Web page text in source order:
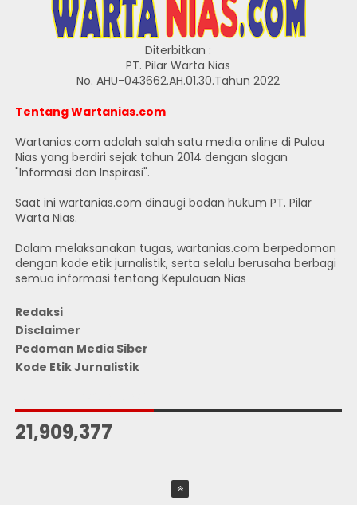
Diterbitkan :
PT. Pilar Warta Nias
No. AHU-043662.AH.01.30.Tahun 2022
Tentang Wartanias.com
Wartanias.com adalah salah satu media online di Pulau
Nias yang berdiri sejak tahun 2014 dengan slogan
"Informasi dan Inspirasi".
Saat ini wartanias.com dinaugi badan hukum PT. Pilar
Warta Nias.
Dalam melaksanakan tugas, wartanias.com berpedoman
dengan kode etik jurnalistik, serta selalu berusaha berbagi
semua informasi tentang Kepulauan Nias
Redaksi
Disclaimer
Pedoman Media Siber
Kode Etik Jurnalistik
21,909,377